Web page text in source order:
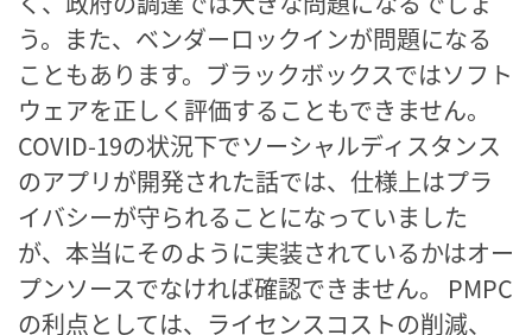
う。また、ベンダーロックインが問題になる
こともあります。ブラックボックスではソフト
ウェアを正しく評価することもできません。
COVID-19の状況下でソーシャルディスタンス
のアプリが開発された話では、仕様上はプラ
イバシーが守られることになっていました
が、本当にそのように実装されているかはオー
プンソースでなければ確認できません。 PMPC
の利点としては、ライセンスコストの削減、